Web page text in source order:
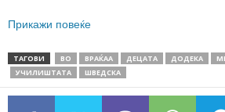
Прикажи повеќе
ТАГОВИ ВО ВРАЌАА ДЕЦАТА ДОДЕКА
УЧИЛИШТАТА
ШВЕДСКА